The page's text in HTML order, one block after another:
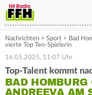
Nachrichten > Sport > Bad
vierte Top Ten-Spielerin
16.05.2025, 11:07 Uhr
Top-Talent kommt
BAD HOMBURG
ANDREEVA AM